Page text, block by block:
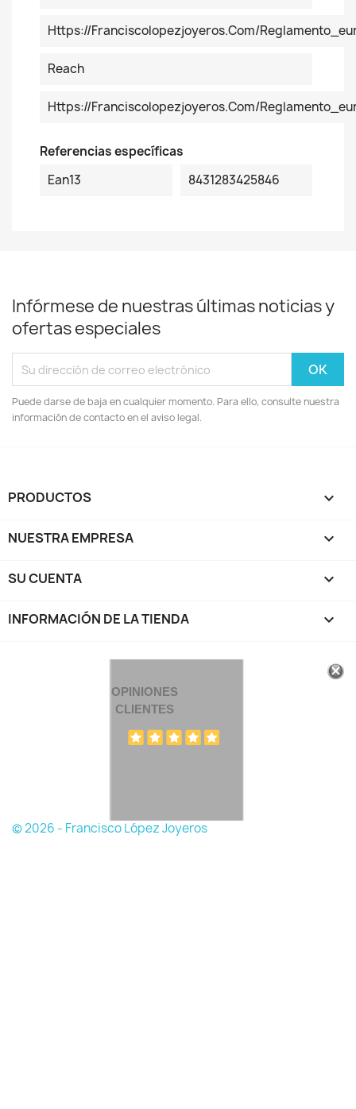
Https://franciscolopezjoyeros.com/
Reach
Https://franciscolopezjoyeros.com/
Referencias específicas
Ean13
8431283425846
Infórmese de nuestras últimas noticias y
ofertas especiales
Puede darse de baja en cualquier momento. Para ello, consulte nuestra
información de contacto en el aviso legal.
PRODUCTOS 
NUESTRA EMPRESA 
SU CUENTA 
INFORMACIÓN DE LA TIENDA keyboard_arrow_down
OPINIONES
CLIENTES
© 2026 - Francisco López Joyeros